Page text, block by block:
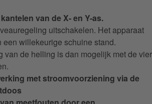
van de X- en Y-as.
uitschakelen. Het apparaat
een willekeurige schuine stand.
van de helling is dan mogelijk met de vier
met stroomvoorziening via de